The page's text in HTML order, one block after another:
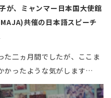
、ミャンマー日本国大使館
共催の日本語スピーチ
た二ヵ月間でしたが、ここま
かったような気がします…